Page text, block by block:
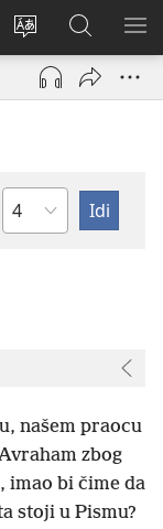
Promeni
jezik
sajta
Prijava
(otvara
prozor)
Pretraga
sajta
JW.ORG
Poglavlje
našem praocu
zbog
imao bi čime da
stoji u Pismu?